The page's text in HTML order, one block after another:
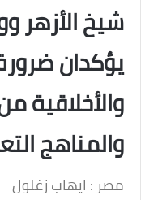
شيخ الأزهر
يؤكدان
والأخلاقية
والمناهج
مصر : ايهاب زغلول